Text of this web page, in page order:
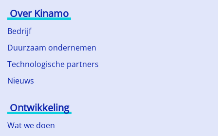
Over Kinamo
Bedrijf
Duurzaam ondernemen
Technologische partners
Nieuws
Ontwikkeling
Wat we doen